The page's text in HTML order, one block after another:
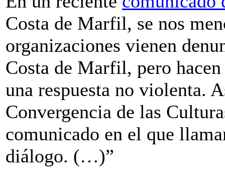
Costa de Marfil, se nos
organizaciones vienen
Costa de Marfil, pero
una respuesta no violenta.
Convergencia de las
comunicado en el que
diálogo. (…)”